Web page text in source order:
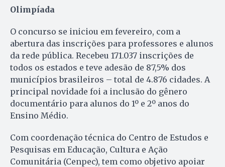
Olimpíada
O concurso se iniciou em fevereiro, com a
abertura das inscrições para professores e alunos
da rede pública. Recebeu 171.037 inscrições de
todos os estados e teve adesão de 87,5% dos
municípios brasileiros – total de 4.876 cidades. A
principal novidade foi a inclusão do gênero
documentário para alunos do 1º e 2º anos do
Ensino Médio.
Com coordenação técnica do Centro de Estudos e
Pesquisas em Educação, Cultura e Ação
Comunitária (Cenpec), tem como objetivo apoiar